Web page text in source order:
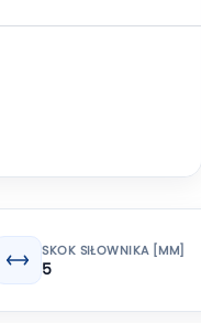
SKOK SIŁOWNIKA [MM]
5